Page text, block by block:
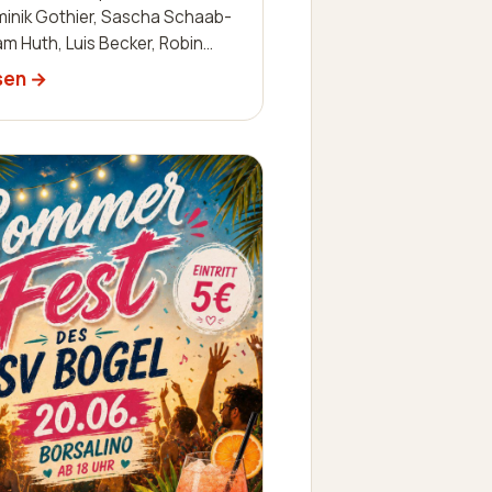
Gothier, Sascha Schaab-
Huth, Luis Becker, Robin
Julien Leidinger, Jannik